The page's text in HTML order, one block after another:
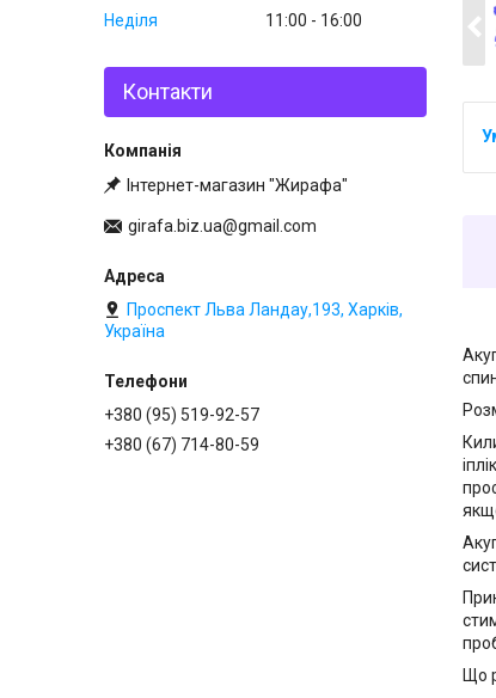
Що
Неділя
11:00 16:00
Контакти
Інтернет-магазин "Жирафа"
girafa.biz.ua@gmail.com
Проспект Льва Ландау,193, Харків,
Україна
+380 (95) 519-92-57
+380 (67) 714-80-59